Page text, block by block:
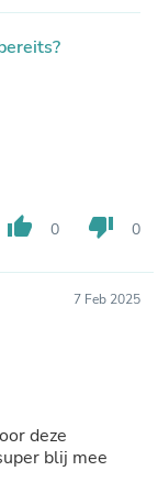
thumb_up 0 thumb_down 0
7 Feb 2025
deze
blij mee